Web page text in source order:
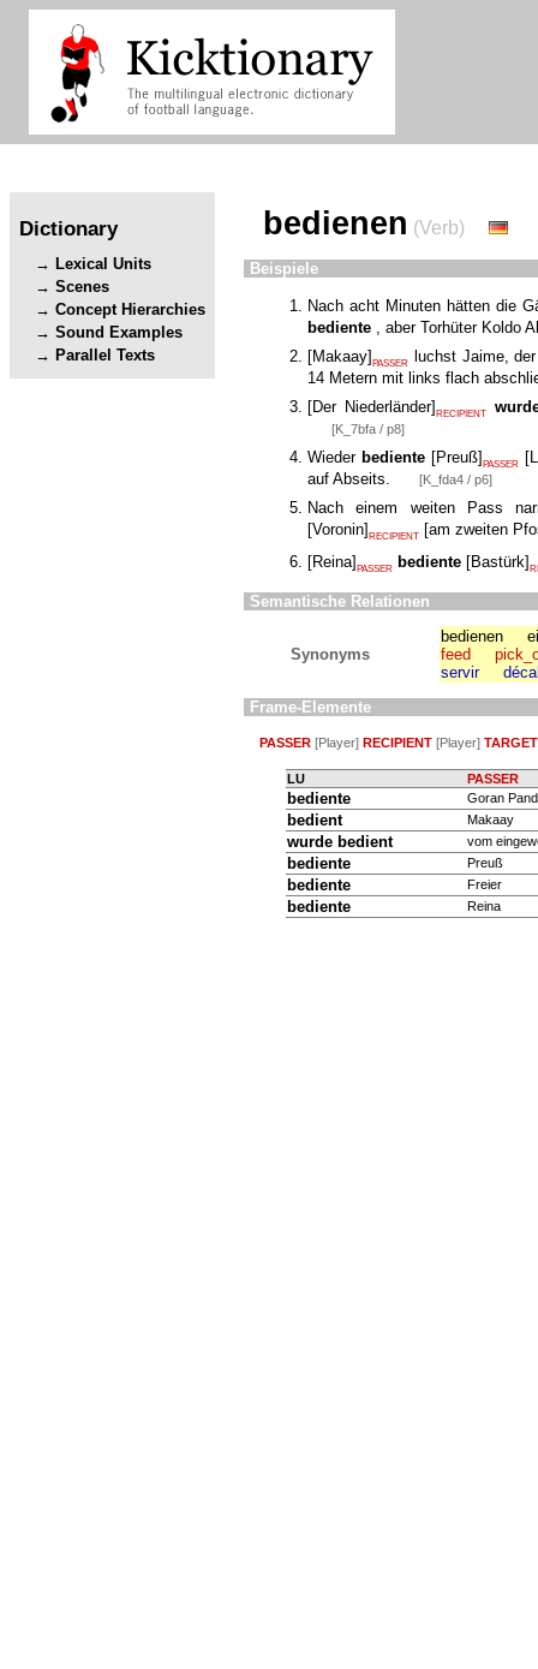
Dictionary
Lexical Units
Scenes
Concept Hierarchies
Sound Examples
Parallel Texts
bedienen (Verb)
Beispiele
Nach acht Minuten hätten die
bediente , aber Torhüter Koldo
[Makaay] PASSER
luchst Jaime,
14 Metern mit links flach
[Der Niederländer] RECIPIENT
[K_7bfa / p8]
Wieder bediente [Preuß]PASSER [
auf Abseits.
[K_fda4 / p6]
Nach einem weiten Pass
[Voronin]RECIPIENT [am zweiten
[Reina]PASSER bediente [Bastürk]
Semantische Relationen
Synonyms
bedienen
feed
servir
Frame-Elemente
PASSER [Player] RECIPIENT [Player] TARGET
LU PASSER
bediente Goran
bedient Makaay
wurde bedient vom
bediente Preuß
bediente Freier
bediente Reina